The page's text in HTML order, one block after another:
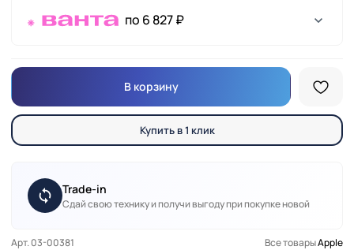
по 6 827 ₽
В корзину
Купить в 1 клик
Trade-in
Сдай свою технику и получи выгоду при покупке новой
Арт. 03-00381 Все товарыApple